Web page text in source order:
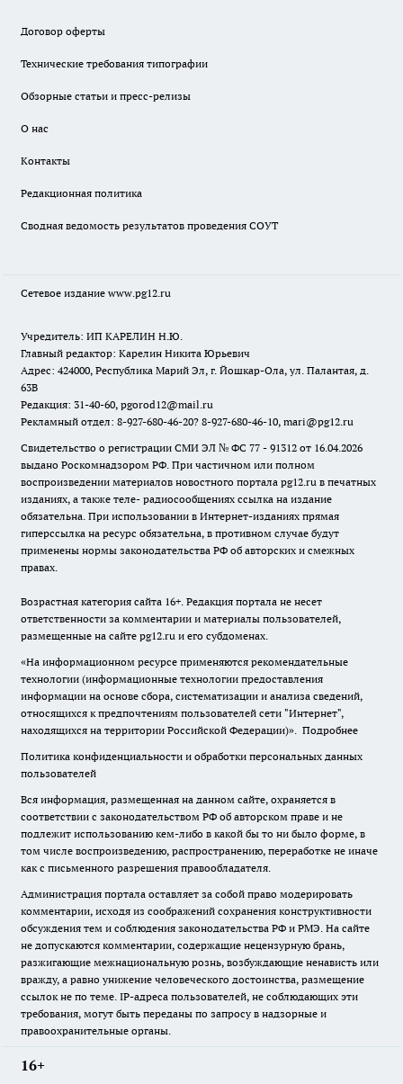
Договор оферты
Технические требования типографии
Обзорные статьи и пресс-релизы
О нас
Контакты
Редакционная политика
Сводная ведомость результатов проведения СОУТ
Сетевое издание www.pg12.ru
Учредитель: ИП КАРЕЛИН Н.Ю.
Главный редактор: Карелин Никита Юрьевич
Адрес: 424000, Республика Марий Эл, г. Йошкар-Ола, ул. Палантая, д.
63В
Редакция: 31-40-60, pgorod12@mail.ru
Рекламный отдел: 8-927-680-46-20? 8-927-680-46-10, mari@pg12.ru
Свидетельство о регистрации СМИ ЭЛ № ФС 77 - 91312 от 16.04.2026
выдано Роскомнадзором РФ. При частичном или полном
воспроизведении материалов новостного портала pg12.ru в печатных
изданиях, а также теле- радиосообщениях ссылка на издание
обязательна. При использовании в Интернет-изданиях прямая
гиперссылка на ресурс обязательна, в противном случае будут
применены нормы законодательства РФ об авторских и смежных
правах.
Возрастная категория сайта 16+. Редакция портала не несет
ответственности за комментарии и материалы пользователей,
размещенные на сайте pg12.ru и его субдоменах.
«На информационном ресурсе применяются рекомендательные
технологии (информационные технологии предоставления
информации на основе сбора, систематизации и анализа сведений,
относящихся к предпочтениям пользователей сети "Интернет",
находящихся на территории Российской Федерации)». Подробнее
Политика конфиденциальности и обработки персональных данных
пользователей
Вся информация, размещенная на данном сайте, охраняется в
соответствии с законодательством РФ об авторском праве и не
подлежит использованию кем-либо в какой бы то ни было форме, в
том числе воспроизведению, распространению, переработке не иначе
как с письменного разрешения правообладателя.
Администрация портала оставляет за собой право модерировать
комментарии, исходя из соображений сохранения конструктивности
обсуждения тем и соблюдения законодательства РФ и РМЭ. На сайте
не допускаются комментарии, содержащие нецензурную брань,
разжигающие межнациональную рознь, возбуждающие ненависть или
вражду, а равно унижение человеческого достоинства, размещение
ссылок не по теме. IP-адреса пользователей, не соблюдающих эти
требования, могут быть переданы по запросу в надзорные и
правоохранительные органы.
16+